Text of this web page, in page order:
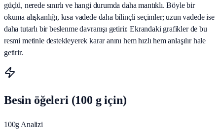
güçlü, nerede sınırlı ve hangi durumda daha mantıklı. Böyle bir
okuma alışkanlığı, kısa vadede daha bilinçli seçimler; uzun vadede ise
daha tutarlı bir beslenme davranışı getirir. Ekrandaki grafikler de bu
resmi metinle destekleyerek karar anını hem hızlı hem anlaşılır hale
getirir.
Besin öğeleri (100 g için)
100g Analizi